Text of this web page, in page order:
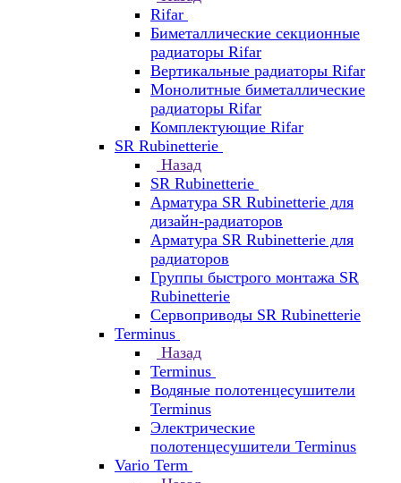
Rifar
Биметаллические секционные
радиаторы Rifar
Вертикальные радиаторы Rifar
Монолитные биметаллические
радиаторы Rifar
Комплектующие Rifar
SR Rubinetterie
Назад
SR Rubinetterie
Арматура SR Rubinetterie для
дизайн-радиаторов
Арматура SR Rubinetterie для
радиаторов
Группы быстрого монтажа SR
Rubinetterie
Сервоприводы SR Rubinetterie
Terminus
Назад
Terminus
Водяные полотенцесушители
Terminus
Электрические
полотенцесушители Terminus
Vario Term